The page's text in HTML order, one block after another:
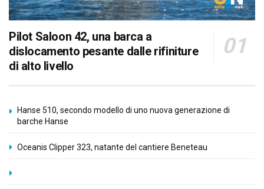
Pilot Saloon 42, una barca a
dislocamento pesante dalle rifiniture
di alto livello
Hanse 510, secondo modello di uno nuova generazione di
barche Hanse
Oceanis Clipper 323, natante del cantiere Beneteau